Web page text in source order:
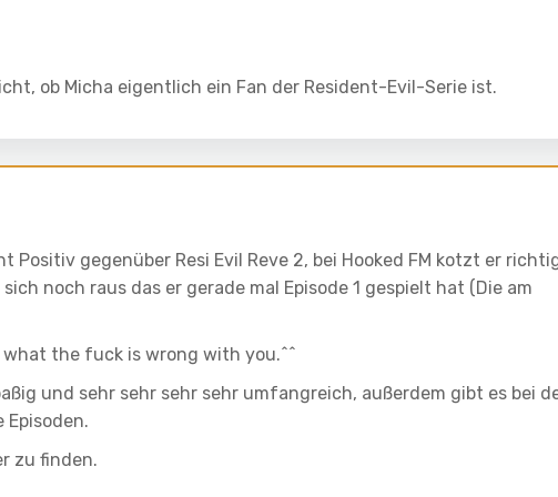
ob Micha eigentlich ein Fan der Resident-Evil-Serie ist.
Positiv gegenüber Resi Evil Reve 2, bei Hooked FM kotzt er
noch raus das er gerade mal Episode 1 gespielt hat (Die am
the fuck is wrong with you.^^
und sehr sehr sehr sehr umfangreich, außerdem gibt es bei
Episoden.
zu finden.